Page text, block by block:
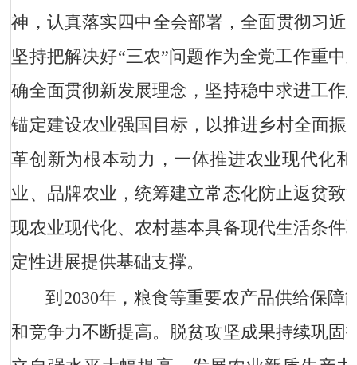
神，认真落实四中全会部署，全面贯彻习近
坚持把解决好“三农”问题作为全党工作重
确全面贯彻新发展理念，坚持稳中求进工
锚定建设农业强国目标，以推进乡村全面振
革创新为根本动力，一体推进农业现代化
业、品牌农业，统筹建立常态化防止返贫
现农业现代化、农村基本具备现代生活条
定性进展提供基础支撑。
到2030年，粮食等重要农产品供给保
和竞争力不断提高。脱贫攻坚成果持续巩